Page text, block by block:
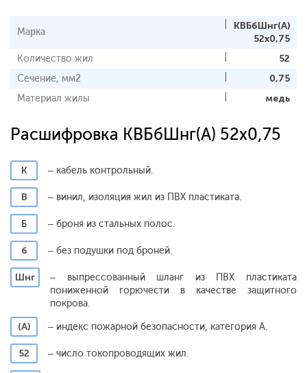
Марка
КВБбШнг(А)
52х0,75
Количество жил
52
Сечение, мм2
0,75
Материал жилы
медь
Расшифровка КВБбШнг(А) 52х0,75
К – кабель контрольный.
В – винил, изоляция жил из ПВХ пластиката.
Б – броня из стальных полос.
б – без подушки под броней.
Шнг
– выпрессованный шланг из ПВХ пластиката
пониженной горючести в качестве защитного
покрова.
(А)
– индекс пожарной безопасности, категория А.
52 – число токопроводящих жил.